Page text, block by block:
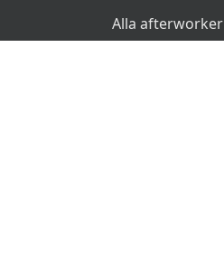
Alla afterworker